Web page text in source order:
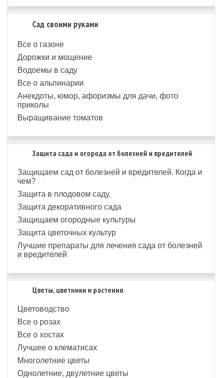
Сад своими руками
Все о газоне
Дорожки и мощение
Водоемы в саду
Все о альпинарии
Анекдоты, юмор, афоризмы для дачи, фото
приколы
Выращивание томатов
Защита сада и огорода от болезней и вредителей
Защищаем сад от болезней и вредителей. Когда и
чем?
Защита в плодовом саду.
Защита декоративного сада
Защищаем огородные культуры
Защита цветочных культур
Лучшие препараты для лечения сада от болезней
и вредителей
Цветы, цветники и растения
Цветоводство
Все о розах
Все о хостах
Лучшее о клематисах
Многолетние цветы
Однолетние, двулетние цветы